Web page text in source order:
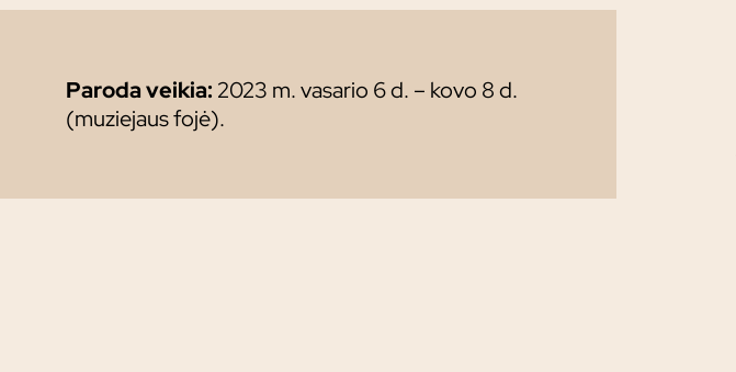
Paroda veikia: 2023 m. vasario 6 d. – kovo 8 d.
(muziejaus fojė).